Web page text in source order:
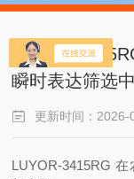
LUYOR-
瞬时表达筛选
更新时间：2026-
LUYOR-3415RG